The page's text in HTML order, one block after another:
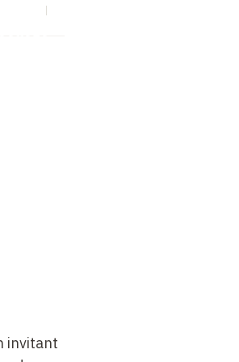
invitant